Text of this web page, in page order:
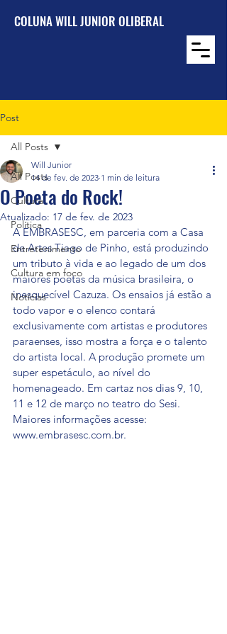
COLUNA WILL JUNIOR OLIBERAL
Post
All Posts
Cultura
Política
Entretenimento
Cultura em foco
Notícias
All Posts
O Poeta do Rock!
Will Junior
14 de fev. de 2023 1 min de leitura
Atualizado: 17 de fev. de 2023
A EMBRASESC, em parceria com a Casa
de Artes Tiago de Pinho, está produzindo
um tributo à vida e ao legado de um dos
maiores poetas da música brasileira, o
inesquecível Cazuza. Os ensaios já estão a
todo vapor e o elenco contará
exclusivamente com artistas e produtores
paraenses, isso mostra a força e o talento
do artista local. A produção promete um
super espetáculo, ao nível do
homenageado. Em cartaz nos dias 9, 10,
11 e 12 de março no teatro do Sesi.
Maiores informações acesse:
www.embrasesc.com.br.